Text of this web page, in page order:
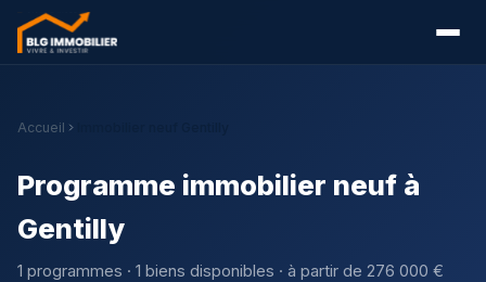
Accueil
Programme immobilier neuf à
Gentilly
1 programmes · 1 biens disponibles · à partir de 276 000 €